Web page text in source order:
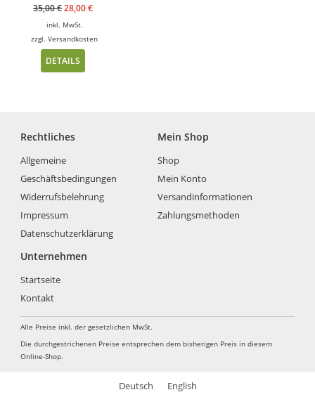
35,00€28,00€
inkl. MwSt.
zzgl.Versandkosten
DETAILS
Rechtliches
Allgemeine
Geschäftsbedingungen
Widerrufsbelehrung
Impressum
Datenschutzerklärung
Mein Shop
Shop
Mein Konto
Versandinformationen
Zahlungsmethoden
Unternehmen
Startseite
Kontakt
Alle Preise inkl. der gesetzlichen MwSt.
Die durchgestrichenen Preise entsprechen dem bisherigen Preis in diesem
Online-Shop.
Deutsch English